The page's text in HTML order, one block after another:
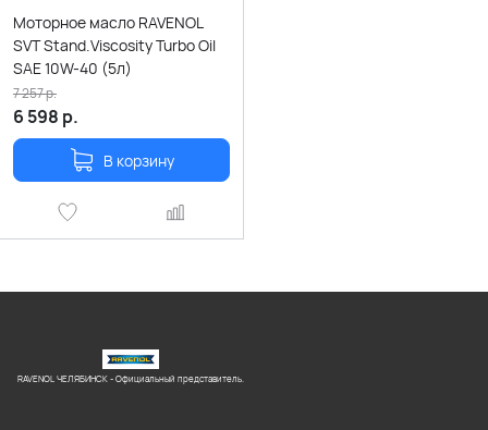
Моторное масло RAVENOL
SVT Stand.Viscosity Turbo Oil
SAE 10W-40 (5л)
6 598 р.
7 257р.
В корзину
RAVENOL ЧЕЛЯБИНСК - Официальный представитель.